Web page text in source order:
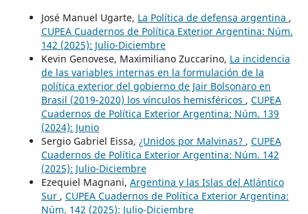
José Manuel Ugarte, La Política de defensa argentina ,
CUPEA Cuadernos de Política Exterior Argentina: Núm.
142 (2025): Julio-Diciembre
Kevin Genovese, Maximiliano Zuccarino, La incidencia
de las variables internas en la formulación de la
política exterior del gobierno de Jair Bolsonaro en
Brasil (2019-2020) los vínculos hemisféricos , CUPEA
Cuadernos de Política Exterior Argentina: Núm. 139
(2024): Junio
Sergio Gabriel Eissa, ¿Unidos por Malvinas? , CUPEA
Cuadernos de Política Exterior Argentina: Núm. 142
(2025): Julio-Diciembre
Ezequiel Magnani, Argentina y las Islas del Atlántico
Sur , CUPEA Cuadernos de Política Exterior Argentina:
Núm. 142 (2025): Julio-Diciembre